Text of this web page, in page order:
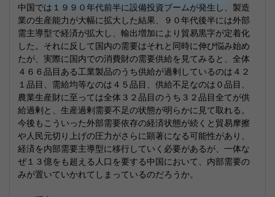
中国では１９９０年代前半に設備投資ブームが発生し、製造
業の生産能力が大幅に拡大した結果、９０年代後半には外部
需主導型で経済が拡大し、輸出増加により貿易黒字が定着化
した。それに反して国内の需要はそれと同時に伸び悩み始め
たが、実際に国内での消費財の需要供給を見てみると、全体
４６６品目ある工業製品のうち供給が過剰しているのは４２
１品目、需給均等なのは４５品目、供給不足なのは０品目、
農業生産財に至っては全体３２品目のうち３２品目全てが供
給過剰と、生産過剰需要不足の状態が明らかに見て取れる。
今後もこういった外部需要依存の経済状態が続くと貿易摩擦
や人民元切り上げの圧力がさらに顕著になる可能性があり、
経済を内部需要主導型に移行していく必要があるが、一体な
ぜ１３億をも超える人口を要する中国において、内部需要の
みが置いていかれてしまっているのだろうか。